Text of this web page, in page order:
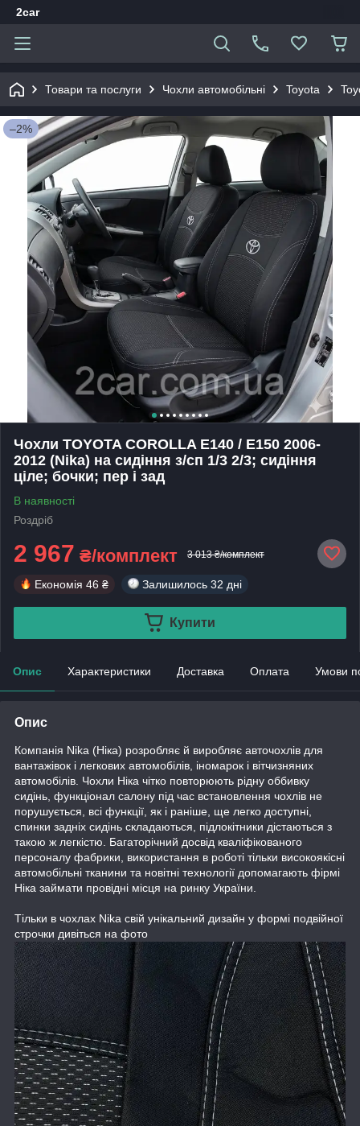
2car
Товари та послуги Чохли автомобільні Toyota
–2%
Чохли TOYOTA COROLLA E140 / E150 2006-
2012 (Nika) на сидіння з/сп 1/3 2/3; сидіння
ціле; бочки; пер і зад
В наявності
Роздріб
2 967 ₴/комплект 3 013 ₴/комплект
Економія 46 ₴ Залишилось 32 дні
Купити
Опис Характеристики Доставка Оплата Умови
Опис
Компанія Nika (Ніка) розробляє й виробляє авточохлів для
вантажівок і легкових автомобілів, іномарок і вітчизняних
автомобілів. Чохли Ніка чітко повторюють рідну оббивку
сидінь, функціонал салону під час встановлення чохлів не
порушується, всі функції, як і раніше, ще легко доступні,
спинки задніх сидінь складаються, підлокітники дістаються з
такою ж легкістю. Багаторічний досвід кваліфікованого
персоналу фабрики, використання в роботі тільки високоякісні
автомобільні тканини та новітні технології допомагають фірмі
Ніка займати провідні місця на ринку України.
Тільки в чохлах Nika свій унікальний дизайн у формі подвійної
строчки дивіться на фото